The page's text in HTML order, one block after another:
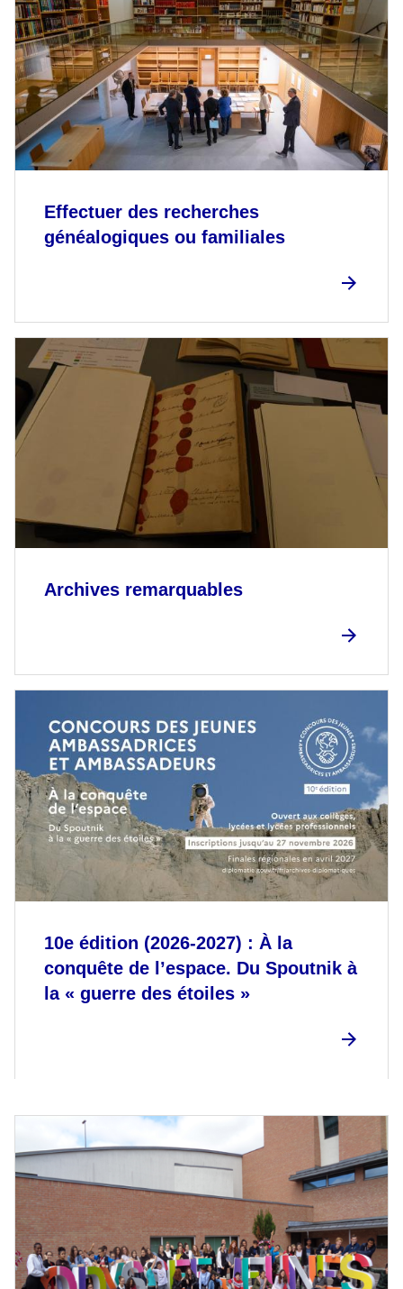
Effectuer des recherches
généalogiques ou familiales
Archives remarquables
10e édition (2026-2027) : À la
conquête de l’espace. Du Spoutnik à
la « guerre des étoiles »